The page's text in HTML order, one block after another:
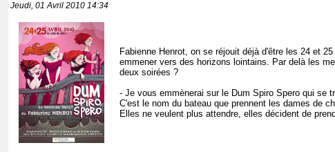
Jeudi, 01 Avril 2010 14:34
Fabienne Henrot, on se réjouit déjà d'être les 24 et
emmener vers des horizons lointains. Par delà les
deux soirées ?
- Je vous emmènerai sur le Dum Spiro Spero qui se
C'est le nom du bateau que prennent les dames de
Elles ne veulent plus attendre, elles décident de